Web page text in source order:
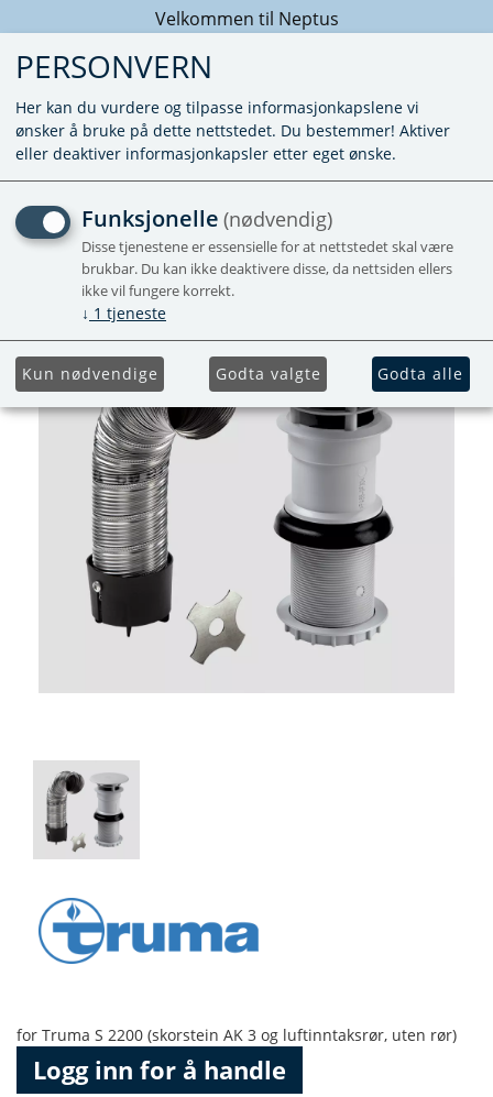
Velkommen til Neptus
TAKSKORSTEINSETT AKD
Forhåndsbestill
for Truma S 2200 (skorstein AK 3 og luftinntaksrør, uten rør)
Logg inn for å handle
PERSONVERN
Her kan du vurdere og tilpasse informasjonkapslene vi
ønsker å bruke på dette nettstedet. Du bestemmer! Aktiver
eller deaktiver informasjonkapsler etter eget ønske.
Funksjonelle (nødvendig)
Disse tjenestene er essensielle for at nettstedet skal være
brukbar. Du kan ikke deaktivere disse, da nettsiden ellers
ikke vil fungere korrekt.
↓ 1 tjeneste
Kun nødvendige Godta valgte Godta alle